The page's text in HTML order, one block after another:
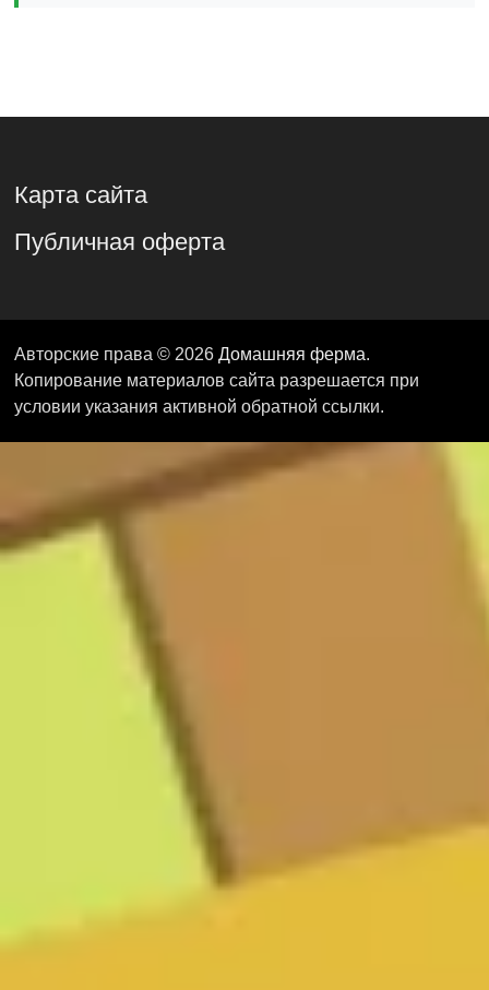
Карта сайта
Публичная оферта
Авторские права © 2026 Домашняя ферма.
Копирование материалов сайта разрешается при
условии указания активной обратной ссылки.